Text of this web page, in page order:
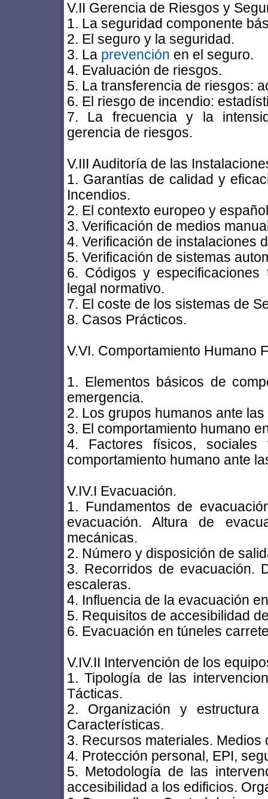
V.II Gerencia de Riesgos y
1. La seguridad componente
2. El seguro y la seguridad.
3. La prevención en el seguro.
4. Evaluación de riesgos.
5. La transferencia de riesgos:
6. El riesgo de incendio:
7. La frecuencia y la
gerencia de riesgos.
V.III Auditoría de las
1. Garantías de calidad y
Incendios.
2. El contexto europeo y
3. Verificación de medios
4. Verificación de instalaciones
5. Verificación de sistemas
6. Códigos y
legal normativo.
7. El coste de los sistemas de
8. Casos Prácticos.
V.VI. Comportamiento Humano
1. Elementos básicos de
emergencia.
2. Los grupos humanos ante
3. El comportamiento humano
4. Factores físicos,
comportamiento humano ante
V.IV.I Evacuación.
1. Fundamentos de
evacuación. Altura de
mecánicas.
2. Número y disposición de
3. Recorridos de evacuación.
escaleras.
4. Influencia de la evacuación
5. Requisitos de accesibilidad
6. Evacuación en túneles
V.IV.II Intervención de los
1. Tipología de las
Tácticas.
2. Organización y
Características.
3. Recursos materiales.
4. Protección personal, EPI,
5. Metodología de las
accesibilidad a los edificios.